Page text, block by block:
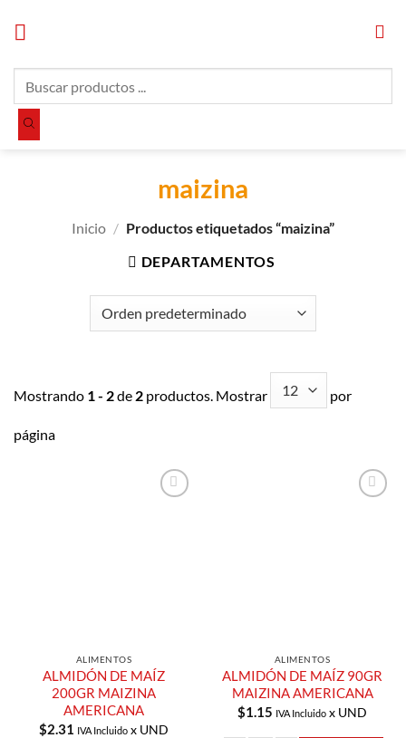
productos
maizina
Inicio / Productos etiquetados “maizina”
DEPARTAMENTOS
Mostrando 1 - 2de 2 productos. Mostrar por
página
ALIMENTOS
ALMIDÓN DE MAÍZ
200GR MAIZINA
AMERICANA
$2.31 IVA Incluido x UND
ALIMENTOS
ALMIDÓN DE MAÍZ 90GR
MAIZINA AMERICANA
$1.15 IVA Incluido x UND